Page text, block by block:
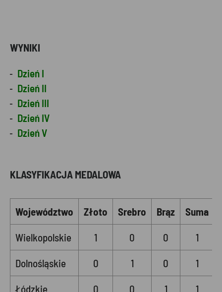
WYNIKI
Dzień I
Dzień II
Dzień III
Dzień IV
Dzień V
KLASYFIKACJA MEDALOWA
Województwo Złoto Srebro Brąz Suma
Wielkopolskie 1 0 0 1
Dolnośląskie 0 1 0 1
Łódzkie 0 0 1 1